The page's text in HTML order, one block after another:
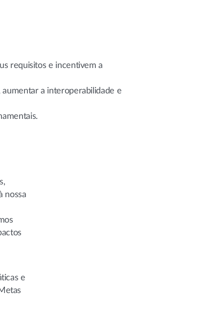
requisitos e incentivem a
aumentar a interoperabilidade e
nossa
e